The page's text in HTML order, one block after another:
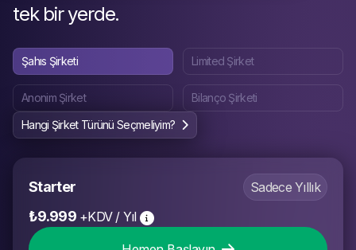
Müşteriler
Fiyatlar
Destek:
tek bir yerde.
Şahıs Şirketi Limited Şirket
Anonim Şirket
Bilanço Şirketi
Hangi Şirket Türünü Seçmeliyim?
Starter Sadece Yıllık
₺9.999+KDV / Yıl